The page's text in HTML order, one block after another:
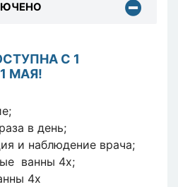
С 1
МАЯ!
в день;
и наблюдение врача;
ванны 4x;
4x